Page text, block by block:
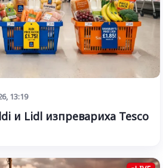
13:19
и Lidl изпревариха Tesco